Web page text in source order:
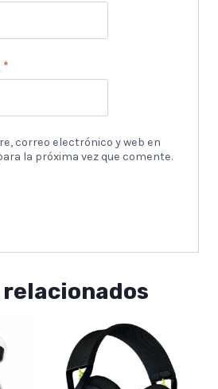
*
correo electrónico y web en
la próxima vez que comente.